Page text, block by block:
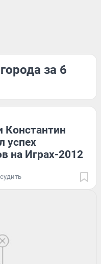
за 6
Константин
успех
на Играх-2012